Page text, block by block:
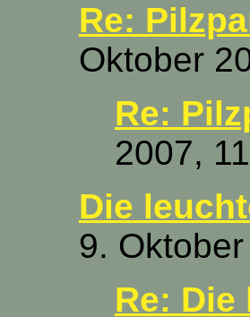
Re:
Oktober
Re:
2007,
Die
9.
Re: